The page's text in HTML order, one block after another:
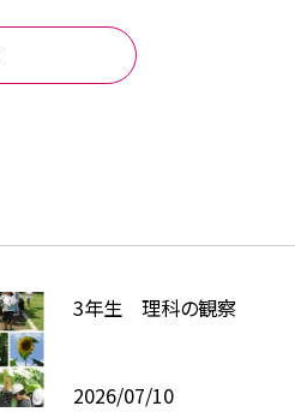
3年生 理科の観察
2026/07/10